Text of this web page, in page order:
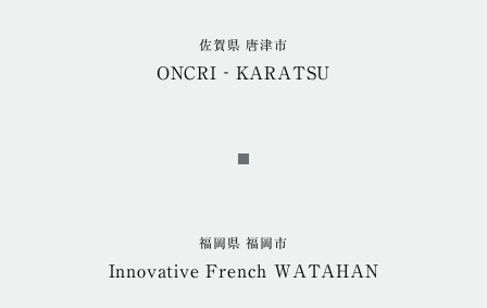
佐賀県 唐津市
ONCRI‐KARATSU
福岡県 福岡市
Innovative French WATAHAN